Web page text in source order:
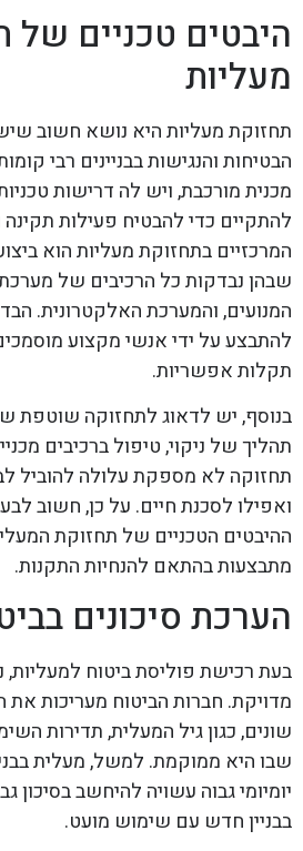
היבטים טכניים של
מעליות
תחזוקת מעליות היא נושא חשוב
הבטיחות והנגישות בבניינים רבי
מכנית מורכבת, ויש לה דרישות
להתקיים כדי להבטיח פעילות
המרכזיים בתחזוקת מעליות הוא
שבהן נבדקות כל הרכיבים של מערכת
המנועים, והמערכת האלקטרונית.
להתבצע על ידי אנשי מקצוע מוסמכים,
תקלות אפשריות.
בנוסף, יש לדאוג לתחזוקה שוטפת
תהליך של ניקוי, טיפול ברכיבים
תחזוקה לא מספקת עלולה להוביל
ואפילו לסכנת חיים. על כן, חשוב
ההיבטים הטכניים של תחזוקת
מתבצעות בהתאם להנחיות התקנות.
הערכת סיכונים
בעת רכישת פוליסת ביטוח למעליות,
מדויקת. חברות הביטוח מעריכות את
שונים, כגון גיל המעלית, תדירות
שבו היא ממוקמת. למשל, מעלית
יומיומי גבוה עשויה להיחשב בסיכון
בבניין חדש עם שימוש מועט.